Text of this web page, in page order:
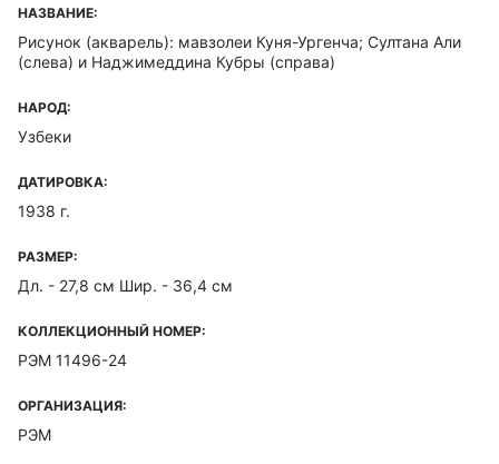
НАЗВАНИЕ:
Рисунок (акварель): мавзолеи Куня-Ургенча; Султана Али
(слева) и Наджимеддина Кубры (справа)
НАРОД:
Узбеки
ДАТИРОВКА:
1938 г.
РАЗМЕР:
Дл. - 27,8 см Шир. - 36,4 см
КОЛЛЕКЦИОННЫЙ НОМЕР:
РЭМ 11496-24
ОРГАНИЗАЦИЯ:
РЭМ